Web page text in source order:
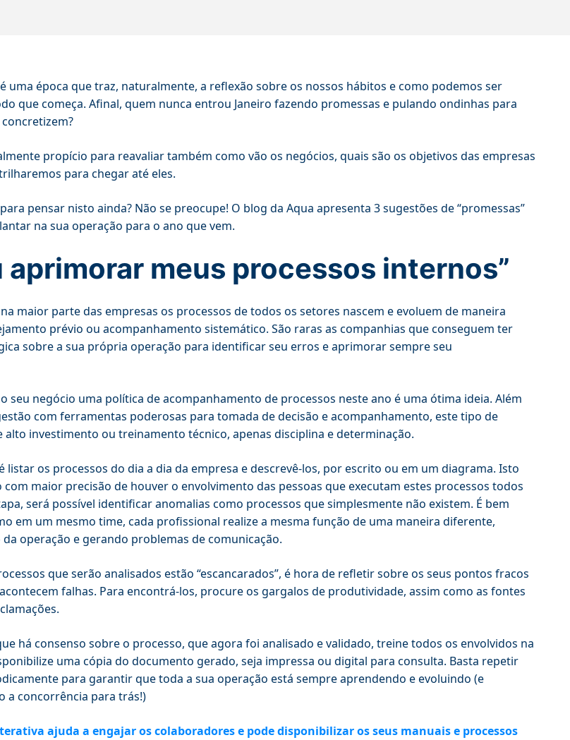
uma época que traz, naturalmente, a reflexão sobre os nossos hábitos e como podemos ser
que começa. Afinal, quem nunca entrou Janeiro fazendo promessas e pulando ondinhas para
propício para reavaliar também como vão os negócios, quais são os objetivos das empresas
para chegar até eles.
pensar nisto ainda? Não se preocupe! O blog da Aqua apresenta 3 sugestões de “promessas”
na sua operação para o ano que vem.
aprimorar meus processos internos”
maior parte das empresas os processos de todos os setores nascem e evoluem de maneira
prévio ou acompanhamento sistemático. São raras as companhias que conseguem ter
sobre a sua própria operação para identificar seu erros e aprimorar sempre seu
seu negócio uma política de acompanhamento de processos neste ano é uma ótima ideia. Além
com ferramentas poderosas para tomada de decisão e acompanhamento, este tipo de
alto investimento ou treinamento técnico, apenas disciplina e determinação.
listar os processos do dia a dia da empresa e descrevê-los, por escrito ou em um diagrama. Isto
com maior precisão de houver o envolvimento das pessoas que executam estes processos todos
será possível identificar anomalias como processos que simplesmente não existem. É bem
em um mesmo time, cada profissional realize a mesma função de uma maneira diferente,
operação e gerando problemas de comunicação.
que serão analisados estão “escancarados”, é hora de refletir sobre os seus pontos fracos
falhas. Para encontrá-los, procure os gargalos de produtividade, assim como as fontes
há consenso sobre o processo, que agora foi analisado e validado, treine todos os envolvidos na
uma cópia do documento gerado, seja impressa ou digital para consulta. Basta repetir
para garantir que toda a sua operação está sempre aprendendo e evoluindo (e
a concorrência para trás!)
ajuda a engajar os colaboradores e pode disponibilizar os seus manuais e processos